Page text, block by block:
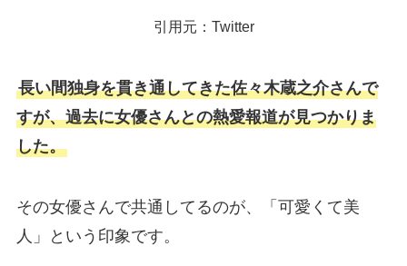
引用元：Twitter
長い間独身を貫き通してきた佐々木蔵之介さんで
すが、過去に女優さんとの熱愛報道が見つかりま
した。
その女優さんで共通してるのが、「可愛くて美
人」という印象です。